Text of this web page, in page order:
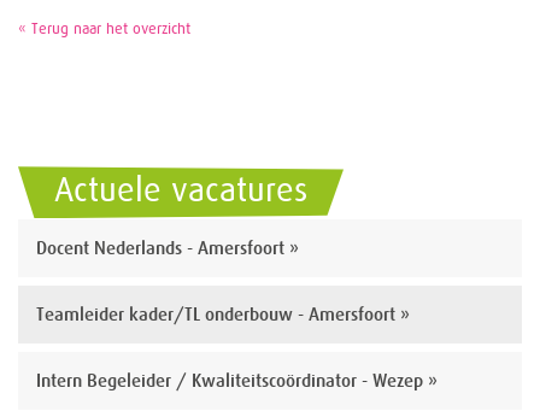
« Terug naar het overzicht
Actuele vacatures
Docent Nederlands - Amersfoort »
Teamleider kader/TL onderbouw - Amersfoort »
Intern Begeleider / Kwaliteitscoördinator - Wezep »